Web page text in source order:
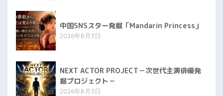
中国SNSスター発掘「Mandarin Princess」
2026年8月3日
NEXT ACTOR PROJECT－次世代主演俳優発
掘プロジェクト－
2026年8月3日